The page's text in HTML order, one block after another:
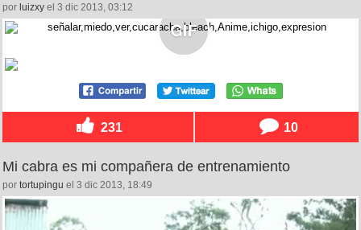
por luizxy el 3 dic 2013, 03:12
231 10
Mi cabra es mi compañera de entrenamiento
por tortupingu el 3 dic 2013, 18:49